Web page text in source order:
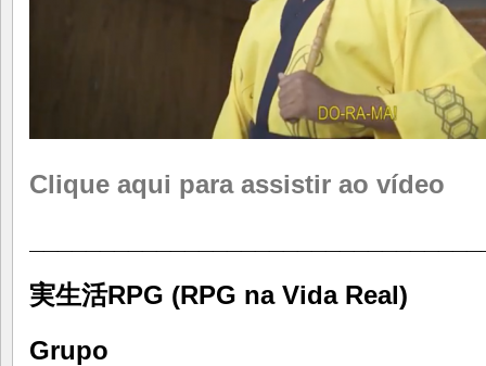
Clique aqui para assistir ao vídeo
実生活RPG (RPG na Vida Real)
Grupo